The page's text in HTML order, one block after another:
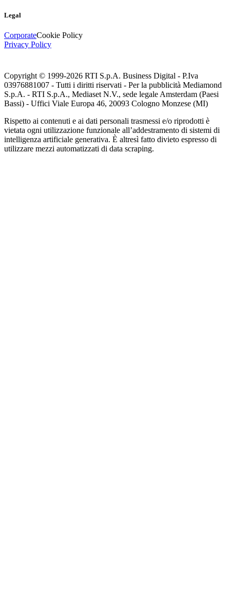
Legal
CorporateCookie Policy
Privacy Policy
Copyright © 1999-2026 RTI S.p.A. Business Digital - P.Iva
03976881007 - Tutti i diritti riservati - Per la pubblicità Mediamond
S.p.A. - RTI S.p.A., Mediaset N.V., sede legale Amsterdam (Paesi
Bassi) - Uffici Viale Europa 46, 20093 Cologno Monzese (MI)
Rispetto ai contenuti e ai dati personali trasmessi e/o riprodotti è
vietata ogni utilizzazione funzionale all’addestramento di sistemi di
intelligenza artificiale generativa. È altresì fatto divieto espresso di
utilizzare mezzi automatizzati di data scraping.